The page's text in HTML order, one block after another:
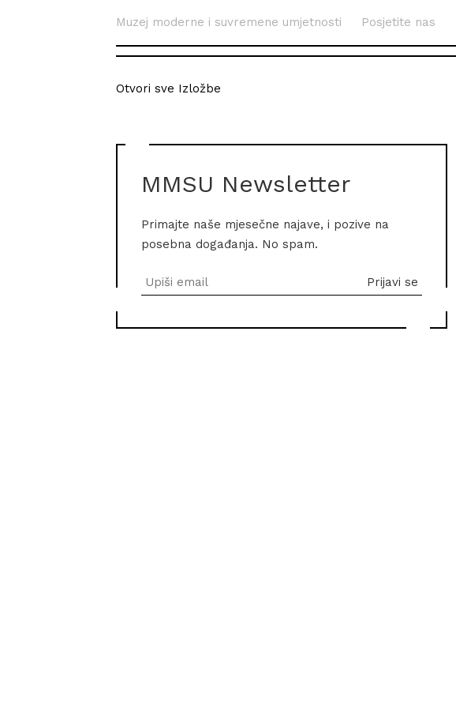
Muzej moderne i suvremene umjetnosti Posjetite nas
Otvori sve Izložbe
MMSU Newsletter
Primajte naše mjesečne najave, i pozive na
posebna događanja. No spam.